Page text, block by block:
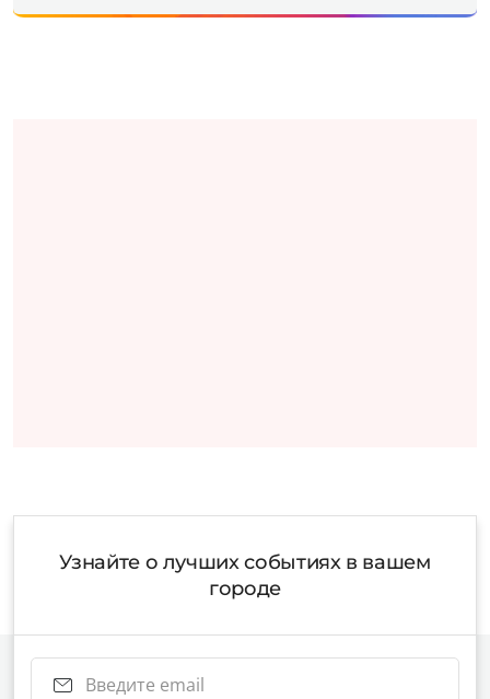
Узнайте о лучших событиях в вашем
городе